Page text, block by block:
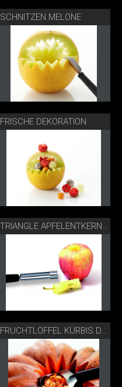
SCHNITZEN MELONE
FRISCHE DEKORATION
TRIANGLE APFELENTKERNER
FRUCHTLÖFFEL KÜRBIS DETAIL